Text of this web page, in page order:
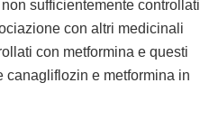
sufficientemente controllati
con altri medicinali
con metformina e questi
canagliflozin e metformina in